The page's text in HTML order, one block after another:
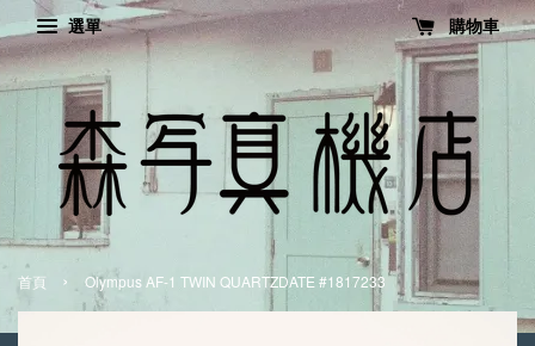
選單 購物車
首頁 › Olympus AF-1 TWIN QUARTZDATE #1817233